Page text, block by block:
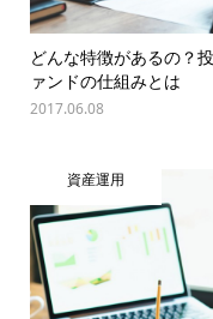
どんな特徴があるの？
ァンドの仕組みとは
2017.06.08
資産運用